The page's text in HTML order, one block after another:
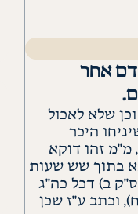
אחר
שלא לאכול
היכר
מ"מ זהו דוקא
בתוך שש שעות
ס"ק ב) דכל כה"ג
ח), וכתב ע"ז שכן